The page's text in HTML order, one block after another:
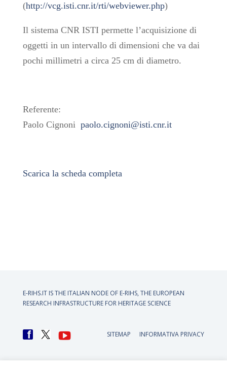
(http://vcg.isti.cnr.it/rti/webviewer.php)
Il sistema CNR ISTI permette l’acquisizione di
oggetti in un intervallo di dimensioni che va dai
pochi millimetri a circa 25 cm di diametro.
Referente:
Paolo Cignoni paolo.cignoni@isti.cnr.it
Scarica la scheda completa
E-RIHS.IT IS THE ITALIAN NODE OF E-RIHS, THE EUROPEAN
RESEARCH INFRASTRUCTURE FOR HERITAGE SCIENCE
SITEMAP INFORMATIVA PRIVACY